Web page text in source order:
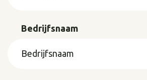
Bedrijfsnaam